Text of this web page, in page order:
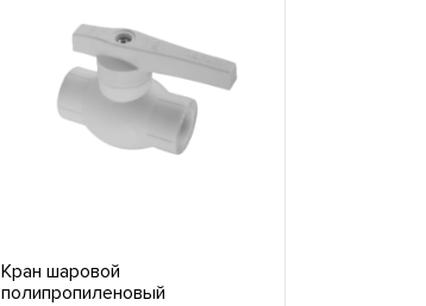
Кран шаровой
полипропиленовый